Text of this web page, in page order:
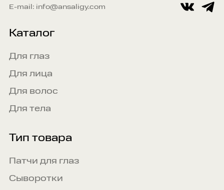
Каталог
Для глаз
Для лица
Для волос
Для тела
Тип товара
Патчи для глаз
Сыворотки
E-mail: info@ansaligy.com